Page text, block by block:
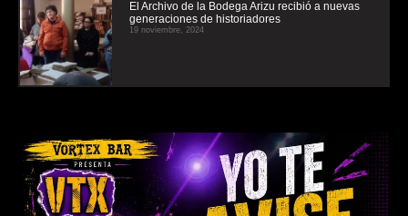
El Archivo de la Bodega Arizu recibió a nuevas
generaciones de historiadores
19 noviembre, 2024